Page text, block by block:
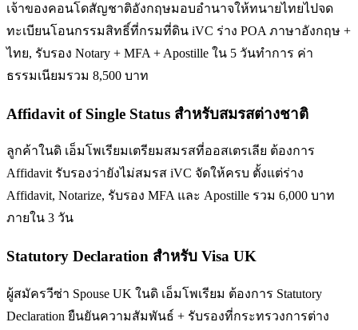
เจ้าของคอนโดสัญชาติอังกฤษมอบอำนาจให้ทนายไทยไปจด
ทะเบียนโอนกรรมสิทธิ์ที่กรมที่ดิน iVC ร่าง POA ภาษาอังกฤษ +
ไทย, รับรอง Notary + MFA + Apostille ใน 5 วันทำการ ค่า
ธรรมเนียมรวม 8,500 บาท
Affidavit of Single Status สำหรับสมรสต่างชาติ
ลูกค้าในดิ เอ็มโพเรียมเตรียมสมรสที่ออสเตรเลีย ต้องการ
Affidavit รับรองว่ายังไม่สมรส iVC จัดให้ครบ ตั้งแต่ร่าง
Affidavit, Notarize, รับรอง MFA และ Apostille รวม 6,000 บาท
ภายใน 3 วัน
Statutory Declaration สำหรับ Visa UK
ผู้สมัครวีซ่า Spouse UK ในดิ เอ็มโพเรียม ต้องการ Statutory
Declaration ยืนยันความสัมพันธ์ + รับรองที่กระทรวงการต่าง